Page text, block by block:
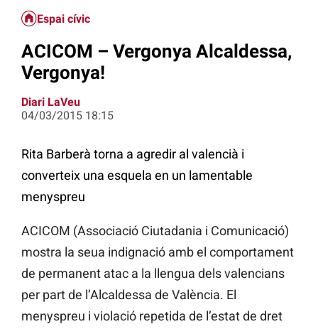
Espai cívic
ACICOM – Vergonya Alcaldessa,
Vergonya!
Diari LaVeu
04/03/2015 18:15
Rita Barberà torna a agredir al valencià i
converteix una esquela en un lamentable
menyspreu
ACICOM (Associació Ciutadania i Comunicació)
mostra la seua indignació amb el comportament
de permanent atac a la llengua dels valencians
per part de l’Alcaldessa de València. El
menyspreu i violació repetida de l’estat de dret